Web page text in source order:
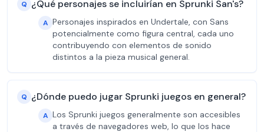
Q ¿Qué personajes se incluirían en Sprunki San's?
A Personajes inspirados en Undertale, con Sans
potencialmente como figura central, cada uno
contribuyendo con elementos de sonido
distintos a la pieza musical general.
Q ¿Dónde puedo jugar Sprunki juegos en general?
A Los Sprunki juegos generalmente son accesibles
a través de navegadores web, lo que los hace